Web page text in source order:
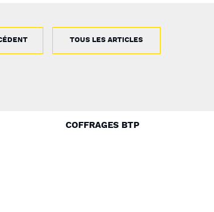
TOUS LES ARTICLES
COFFRAGES BTP